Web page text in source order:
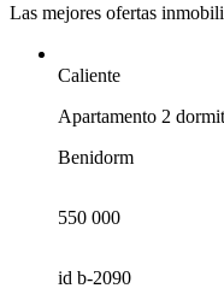
Las mejores ofertas
Caliente
Apartamento 2
Benidorm
550 000
id b-2090